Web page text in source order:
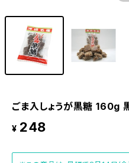
ごま入しょうが黒糖 160g
¥ 248